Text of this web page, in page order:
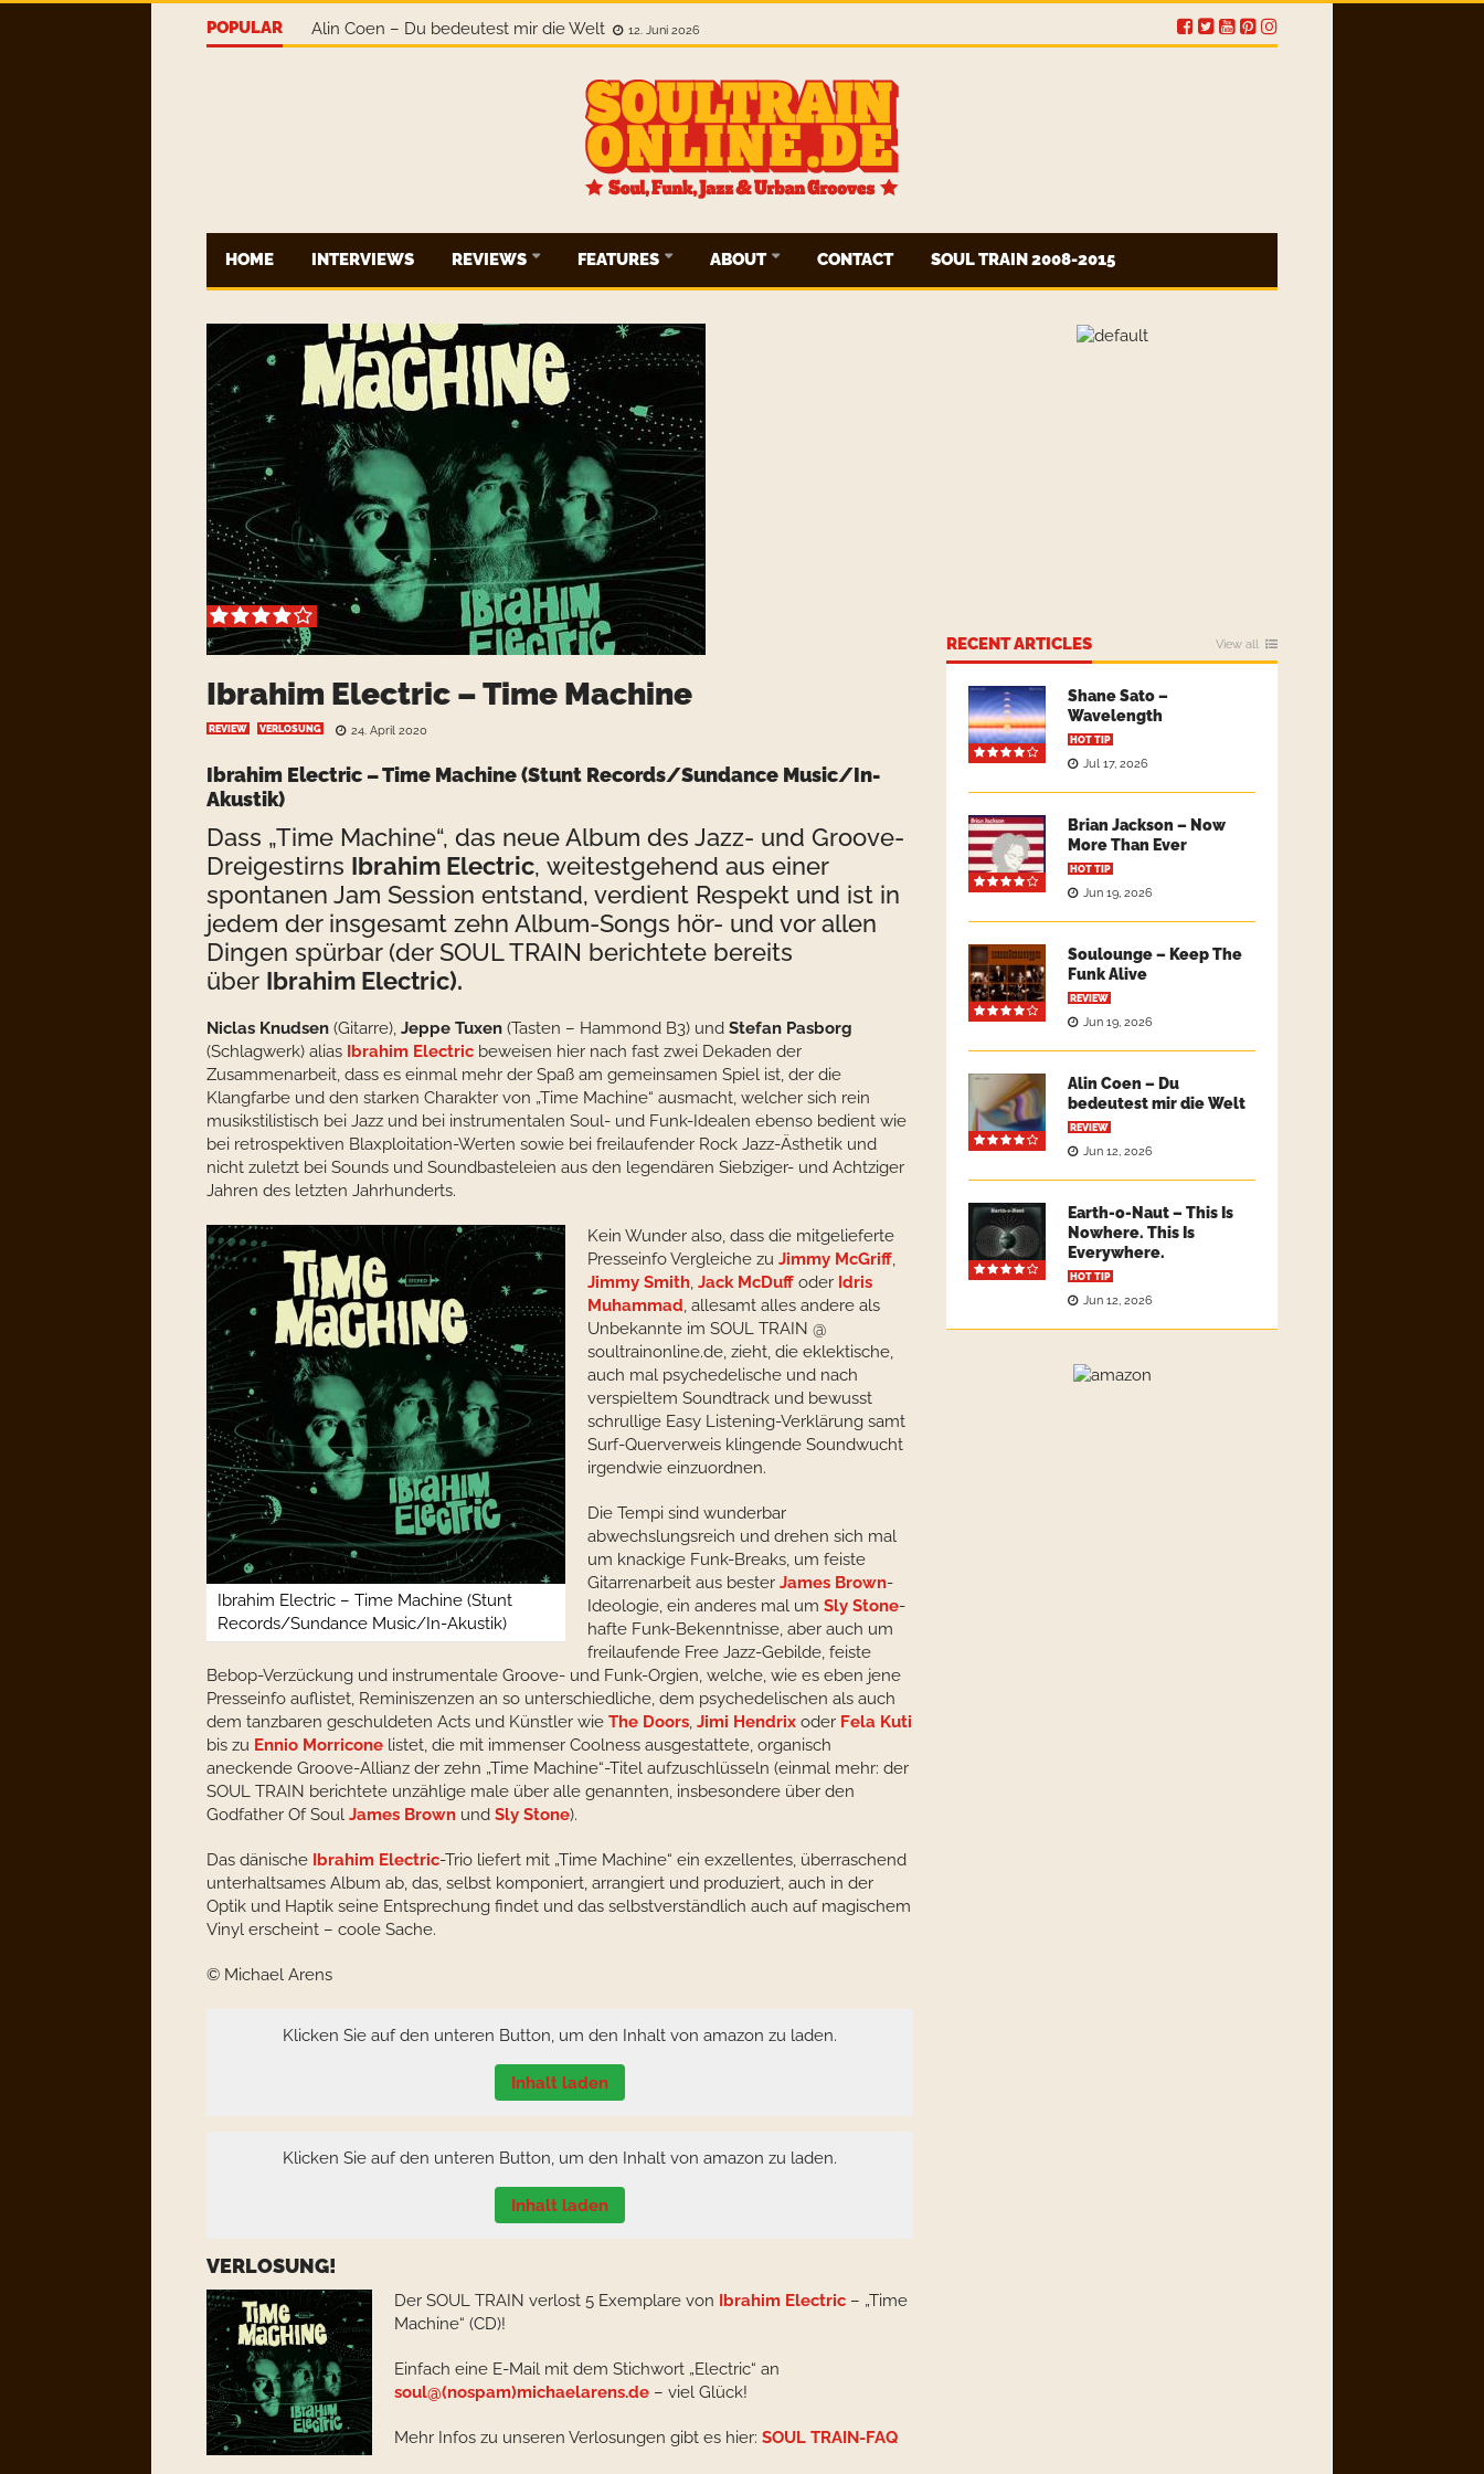
POPULAR Earth-o-Naut – This Is Nowhere. This Is Everywhere.
HOME INTERVIEWS REVIEWS FEATURES ABOUT CONTACT SOUL TRAIN 2008-2015
Ibrahim Electric – Time Machine
REVIEW VERLOSUNG 24. April 2020
Ibrahim Electric – Time Machine(Stunt Records/Sundance Music/In-
Akustik)
Dass „Time Machine“, das neue Album des Jazz- und Groove-
Dreigestirns Ibrahim Electric, weitestgehend aus einer
spontanen Jam Session entstand, verdient Respekt und ist in
jedem der insgesamt zehn Album-Songs hör- und vor allen
Dingen spürbar (der SOUL TRAIN berichtete bereits
über Ibrahim Electric).
Niclas Knudsen (Gitarre), Jeppe Tuxen (Tasten – Hammond B3) und Stefan Pasborg
(Schlagwerk) alias Ibrahim Electric beweisen hier nach fast zwei Dekaden der
Zusammenarbeit, dass es einmal mehr der Spaß am gemeinsamen Spiel ist, der die
Klangfarbe und den starken Charakter von „Time Machine“ ausmacht, welcher sich rein
musikstilistisch bei Jazz und bei instrumentalen Soul- und Funk-Idealen ebenso bedient wie
bei retrospektiven Blaxploitation-Werten sowie bei freilaufender Rock Jazz-Ästhetik und
nicht zuletzt bei Sounds und Soundbasteleien aus den legendären Siebziger- und Achtziger
Jahren des letzten Jahrhunderts.
Ibrahim Electric – Time Machine (Stunt
Records/Sundance Music/In-Akustik)
Kein Wunder also, dass die mitgelieferte
Presseinfo Vergleiche zu Jimmy McGriff,
Jimmy Smith, Jack McDuff oder Idris
Muhammad, allesamt alles andere als
Unbekannte im SOUL TRAIN @
soultrainonline.de, zieht, die eklektische,
auch mal psychedelische und nach
verspieltem Soundtrack und bewusst
schrullige Easy Listening-Verklärung samt
Surf-Querverweis klingende Soundwucht
irgendwie einzuordnen.
Die Tempi sind wunderbar
abwechslungsreich und drehen sich mal
um knackige Funk-Breaks, um feiste
Gitarrenarbeit aus bester James Brown-
Ideologie, ein anderes mal um Sly Stone-
hafte Funk-Bekenntnisse, aber auch um
freilaufende Free Jazz-Gebilde, feiste
Bebop-Verzückung und instrumentale Groove- und Funk-Orgien, welche, wie es eben jene
Presseinfo auflistet, Reminiszenzen an so unterschiedliche, dem psychedelischen als auch
dem tanzbaren geschuldeten Acts und Künstler wie The Doors, Jimi Hendrix oder Fela Kuti
bis zu Ennio Morricone listet, die mit immenser Coolness ausgestattete, organisch
aneckende Groove-Allianz der zehn „Time Machine“-Titel aufzuschlüsseln (einmal mehr: der
SOUL TRAIN berichtete unzählige male über alle genannten, insbesondere über den
Godfather Of Soul James Brown und Sly Stone).
Das dänische Ibrahim Electric-Trio liefert mit „Time Machine“ ein exzellentes, überraschend
unterhaltsames Album ab, das, selbst komponiert, arrangiert und produziert, auch in der
Optik und Haptik seine Entsprechung findet und das selbstverständlich auch auf magischem
Vinyl erscheint – coole Sache.
© Michael Arens
Klicken Sie auf den unteren Button, um den Inhalt von amazon zu laden.
Inhalt laden
Klicken Sie auf den unteren Button, um den Inhalt von amazon zu laden.
Inhalt laden
VERLOSUNG!
Der SOUL TRAIN verlost 5 Exemplare von Ibrahim Electric – „Time
Machine“ (CD)!
Einfach eine E-Mail mit dem Stichwort „Electric“ an
soul@(nospam)michaelarens.de – viel Glück!
Mehr Infos zu unseren Verlosungen gibt es hier: SOUL TRAIN-FAQ
RECENT ARTICLES View all
Shane Sato –
Wavelength
HOT TIP
Jul 17, 2026
Brian Jackson – Now
More Than Ever
HOT TIP
Jun 19, 2026
Soulounge – Keep The
Funk Alive
REVIEW
Jun 19, 2026
Alin Coen – Du
bedeutest mir die Welt
REVIEW
Jun 12, 2026
Earth-o-Naut – This Is
Nowhere. This Is
Everywhere.
HOT TIP
Jun 12, 2026